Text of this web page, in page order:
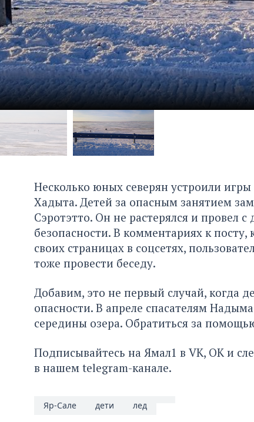
Несколько юных северян устроили
Хадыта. Детей за опасным занятием
Сэротэтто. Он не растерялся и провел
безопасности. В комментариях к
своих страницах в соцсетях,
тоже провести беседу.
Добавим, это не первый случай, когда
опасности. В апреле спасателям
середины озера. Обратиться за
Подписывайтесь на Ямал1 в VK, ОК и
в нашем telegram-канале.
Яр-Сале дети лед